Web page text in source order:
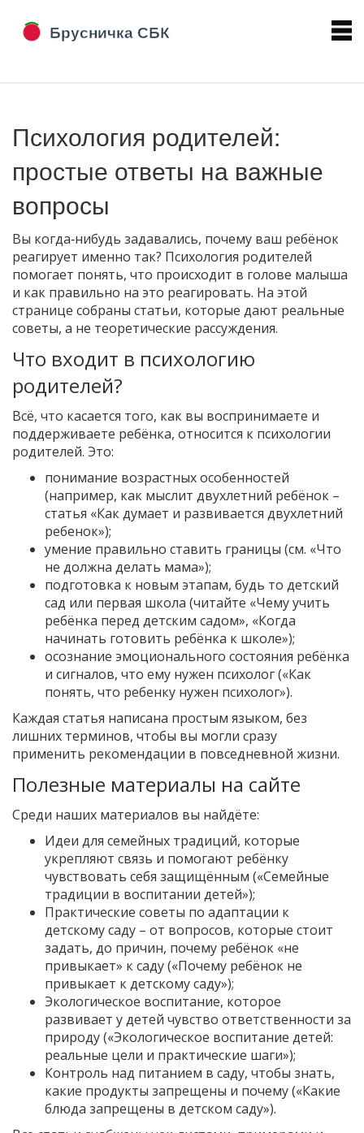
Психология родителей:
простые ответы на важные
вопросы
Вы когда‑нибудь задавались, почему ваш ребёнок
реагирует именно так? Психология родителей
помогает понять, что происходит в голове малыша
и как правильно на это реагировать. На этой
странице собраны статьи, которые дают реальные
советы, а не теоретические рассуждения.
Что входит в психологию
родителей?
Всё, что касается того, как вы воспринимаете и
поддерживаете ребёнка, относится к психологии
родителей. Это:
понимание возрастных особенностей
(например, как мыслит двухлетний ребёнок –
статья «Как думает и развивается двухлетний
ребенок»);
умение правильно ставить границы (см. «Что
не должна делать мама»);
подготовка к новым этапам, будь то детский
сад или первая школа (читайте «Чему учить
ребёнка перед детским садом», «Когда
начинать готовить ребёнка к школе»);
осознание эмоционального состояния ребёнка
и сигналов, что ему нужен психолог («Как
понять, что ребенку нужен психолог»).
Каждая статья написана простым языком, без
лишних терминов, чтобы вы могли сразу
применить рекомендации в повседневной жизни.
Полезные материалы на сайте
Среди наших материалов вы найдёте:
Идеи для семейных традиций, которые
укрепляют связь и помогают ребёнку
чувствовать себя защищённым («Семейные
традиции в воспитании детей»);
Практические советы по адаптации к
детскому саду – от вопросов, которые стоит
задать, до причин, почему ребёнок «не
привыкает» к саду («Почему ребёнок не
привыкает к детскому саду»);
Экологическое воспитание, которое
развивает у детей чувство ответственности за
природу («Экологическое воспитание детей:
реальные цели и практические шаги»);
Контроль над питанием в саду, чтобы знать,
какие продукты запрещены и почему («Какие
блюда запрещены в детском саду»).